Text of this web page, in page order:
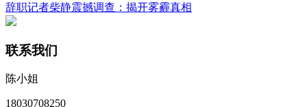
辞职记者柴静震撼调查：揭开雾霾真相
联系我们
陈小姐
18030708250